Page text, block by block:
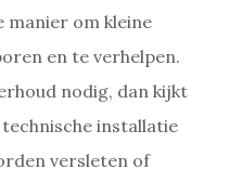
manier om kleine
en te verhelpen.
nodig, dan kijkt
installatie
versleten of